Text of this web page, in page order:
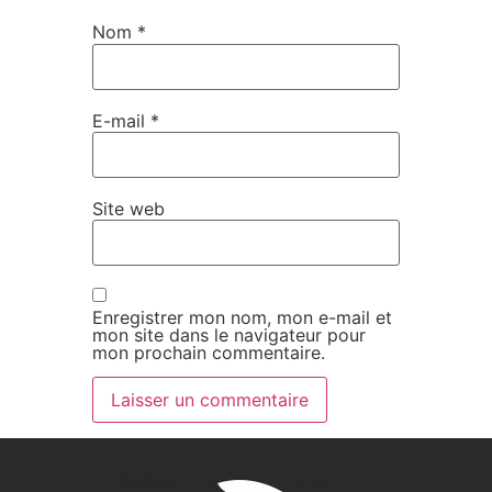
Nom *
E-mail *
Site web
Enregistrer mon nom, mon e-mail et
mon site dans le navigateur pour
mon prochain commentaire.